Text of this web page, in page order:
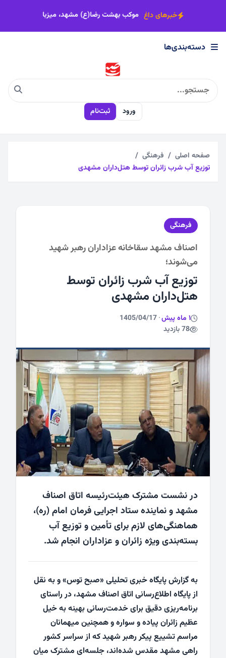
×
دسته‌بندی‌ها
اجتماعی
چندرسانه
فرهنگی
ورزشی
خبرهای داغ
کسب سهمیه مسابقات جهانی اردن شدم موکب بهشت رضا(ع) مشهد،
دسته‌بندی‌ها
ورود ثبت‌نام
صفحه اصلی
فرهنگی
توزیع آب شرب زائران توسط هتل‌داران مشهدی
فرهنگی
اصناف مشهد سقاخانه عزاداران رهبر شهید
می‌شوند؛
توزیع آب شرب زائران توسط
هتل‌داران مشهدی
1 ماه پیش ·
1405/04/17
78 بازدید
در نشست مشترک هیئت‌رئیسه اتاق اصناف
مشهد و نماینده ستاد اجرایی فرمان امام (ره)،
هماهنگی‌های لازم برای تأمین و توزیع آب
بسته‌بندی ویژه زائران و عزاداران انجام شد.
به گزارش پایگاه خبری تحلیلی «صبح توس» و به نقل
از پایگاه اطلاع‌رسانی اتاق اصناف مشهد، در راستای
برنامه‌ریزی دقیق برای خدمت‌رسانی بهینه به خیل
عظیم زائران پیاده و سواره و همچنین میهمانان
مراسم تشییع پیکر رهبر شهید که از سراسر کشور
راهی مشهد مقدس شده‌اند، جلسه‌ای مشترک میان